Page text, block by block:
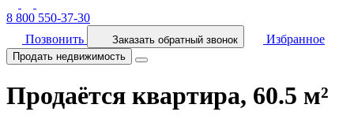
8 800 550-37-30
Позвонить
Заказать обратный звонок Избранное
Продать недвижимость
Продаётся квартира, 60.5 м²